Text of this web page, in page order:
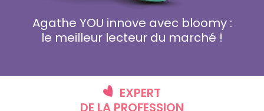
Agathe YOU innove avec bloomy :
le meilleur lecteur du marché !
EXPERT
DE LA PROFESSION